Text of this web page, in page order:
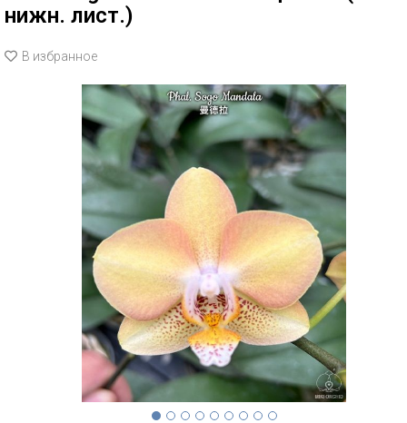
нижн. лист.)
В избранное